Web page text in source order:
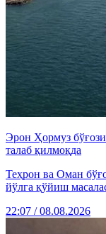
Эрон Ҳормуз
талаб қилмоқда
Теҳрон ва Оман
йўлга қўйиш
22:07 / 08.08.2026